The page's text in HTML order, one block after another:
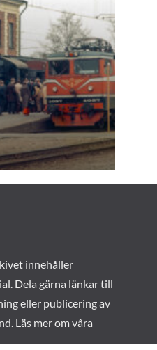
innehåller
Dela gärna länkar till
eller publicering av
Läs mer om våra